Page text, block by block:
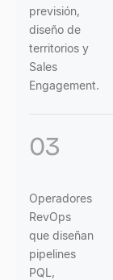
previsión,
diseño de
territorios y
Sales
Engagement.
03
Operadores
RevOps
que diseñan
pipelines
PQL,